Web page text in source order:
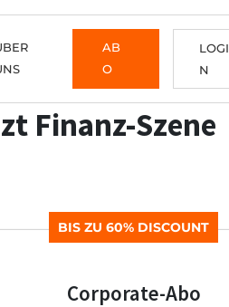
AB
O
LOGI
N
Finanz-Szene
BIS ZU 60% DISCOUNT
Corporate-Abo